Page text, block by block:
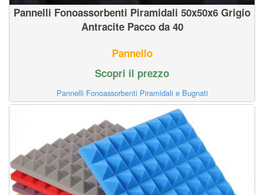
Pannelli Fonoassorbenti Piramidali 50x50x6 Grigio
Antracite Pacco da 40
Pannello
Scopri il prezzo
Pannelli Fonoassorbenti Piramidali e Bugnati